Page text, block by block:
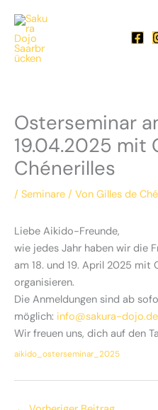
Inhalt
springen
Osterseminar
19.04.2025 mit
Chénerilles
/ Seminare / Von Gilles de
Liebe Aikido-Freunde,
wie jedes Jahr haben wir die
am 18. und 19. April 2025 mit
organisieren.
Die Anmeldungen sind ab
möglich: info@sakura-dojo.de
Wir freuen uns, dich auf den
aikido_osterseminar_2025